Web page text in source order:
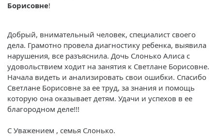
Борисовне!
Добрый, внимательный человек, специалист своего
дела. Грамотно провела диагностику ребенка, выявила
нарушения, все разъяснила. Дочь Слонько Алиса с
удовольствием ходит на занятия к Светлане Борисовне.
Начала видеть и анализировать свои ошибки. Спасибо
Светлане Борисовне за ее труд, за знания и помощь
которую она оказывает детям. Удачи и успехов в ее
благородном деле!!!
С Уважением , семья Слонько.